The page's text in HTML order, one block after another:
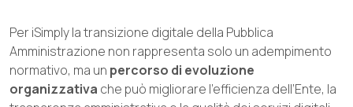
Per iSimply la transizione digitale della Pubblica
Amministrazione non rappresenta solo un adempimento
normativo, ma un percorso di evoluzione
organizzativa che può migliorare l’efficienza dell’Ente, la